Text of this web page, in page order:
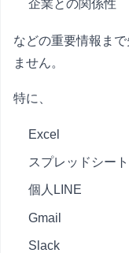
企業との関係性
などの重要情報ま
ません。
特に、
Excel
スプレッドシート
個人LINE
Gmail
Slack